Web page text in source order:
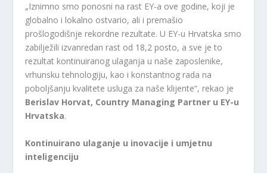
„Iznimno smo ponosni na rast EY-a ove godine, koji je
globalno i lokalno ostvario, ali i premašio
prošlogodišnje rekordne rezultate. U EY-u Hrvatska smo
zabilježili izvanredan rast od 18,2 posto, a sve je to
rezultat kontinuiranog ulaganja u naše zaposlenike,
vrhunsku tehnologiju, kao i konstantnog rada na
poboljšanju kvalitete usluga za naše klijente“, rekao je
Berislav Horvat, Country Managing Partner u EY-u
Hrvatska.
Kontinuirano ulaganje u inovacije i umjetnu
inteligenciju